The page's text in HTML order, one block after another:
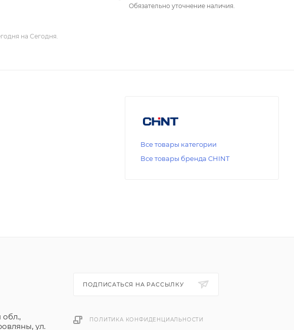
Обязательно уточнение наличия.
на Сегодня.
Все товары категории
Все товары бренда CHINT
обл.,
ул.
ПОДПИСАТЬСЯ НА РАССЫЛКУ
ПОЛИТИКА КОНФИДЕНЦИАЛЬНОСТИ